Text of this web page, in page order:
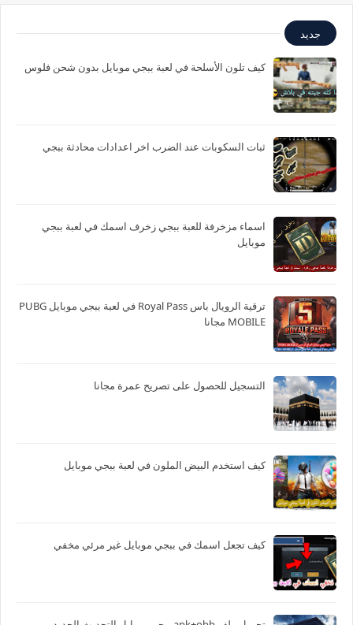
جديد
كيف تلون الأسلحة في لعبة ببجي موبايل بدون شحن فلوس
ثبات السكوبات عند الضرب اخر اعدادات محادثة ببجي
اسماء مزخرفة للعبة ببجي زخرف اسمك في لعبة ببجي
موبايل
ترقية الرويال باس Royal Pass في لعبة ببجي موبايل PUBG
MOBILE مجانا
التسجيل للحصول على تصريح عمرة مجانا
كيف استخدم البيض الملون في لعبة ببجي موبايل
كيف تجعل اسمك في ببجي موبايل غير مرئي مخفي